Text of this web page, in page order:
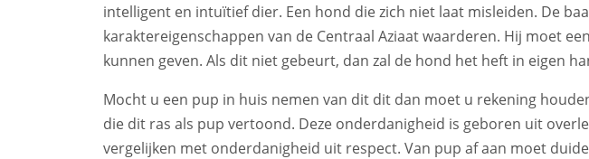
intelligent en intuïtief dier. Een hond die zich niet laat misleiden. De
karaktereigenschappen van de Centraal Aziaat waarderen. Hij moet
kunnen geven. Als dit niet gebeurt, dan zal de hond het heft in eigen
Mocht u een pup in huis nemen van dit dit dan moet u rekening
die dit ras als pup vertoond. Deze onderdanigheid is geboren uit
vergelijken met onderdanigheid uit respect. Van pup af aan moet